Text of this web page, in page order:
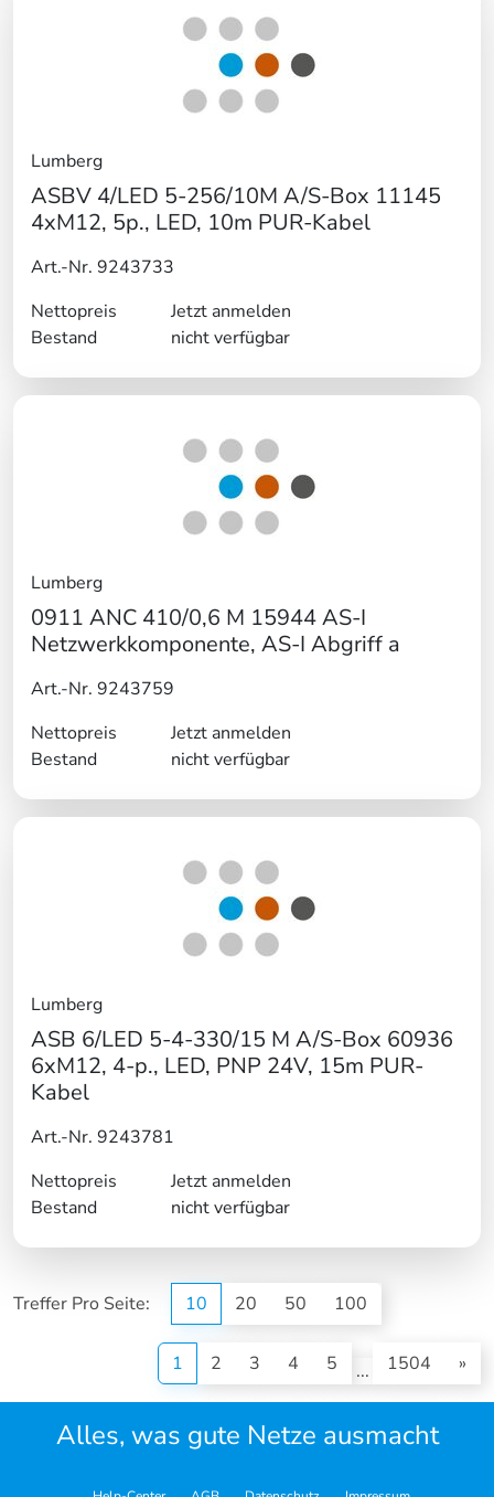
Lumberg
ASBV 4/LED 5-256/10M A/S-Box 11145
4xM12, 5p., LED, 10m PUR-Kabel
Art.-Nr. 9243733
Nettopreis
Jetzt anmelden
Bestand
nicht verfügbar
Lumberg
0911 ANC 410/0,6 M 15944 AS-I
Netzwerkkomponente, AS-I Abgriff a
Art.-Nr. 9243759
Nettopreis
Jetzt anmelden
Bestand
nicht verfügbar
Lumberg
ASB 6/LED 5-4-330/15 M A/S-Box 60936
6xM12, 4-p., LED, PNP 24V, 15m PUR-
Kabel
Art.-Nr. 9243781
Nettopreis
Jetzt anmelden
Bestand
nicht verfügbar
Treffer Pro Seite: 10 20 50 100
1 (current)
2 3 4 5 ... 1504 »
Alles, was gute Netze ausmacht